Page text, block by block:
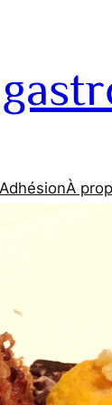
AdhésionÀ